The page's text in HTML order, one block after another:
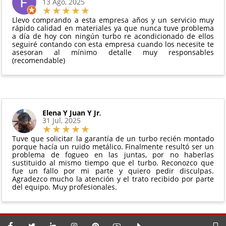
vigente. Consulta nuestras
para más información.
manipulado
Debe devolverse en su
perfectas condiciones
Llevo comprando a esta empresa años y un servicio muy
rápido calidad en materiales ya que nunca tuve problema
a día de hoy con ningún turbo re acondicionado de ellos
seguiré contando con esta empresa cuando los necesite te
asesoran al mínimo detalle muy responsables
(recomendable)
Elena Y Juan Y Jr,
31 Jul, 2025
Tuve que solicitar la garantía de un turbo recién montado
porque hacía un ruido metálico. Finalmente resultó ser un
problema de fogueo en las juntas, por no haberlas
sustituido al mismo tiempo que el turbo. Reconozco que
fue un fallo por mi parte y quiero pedir disculpas.
Agradezco mucho la atención y el trato recibido por parte
del equipo. Muy profesionales.